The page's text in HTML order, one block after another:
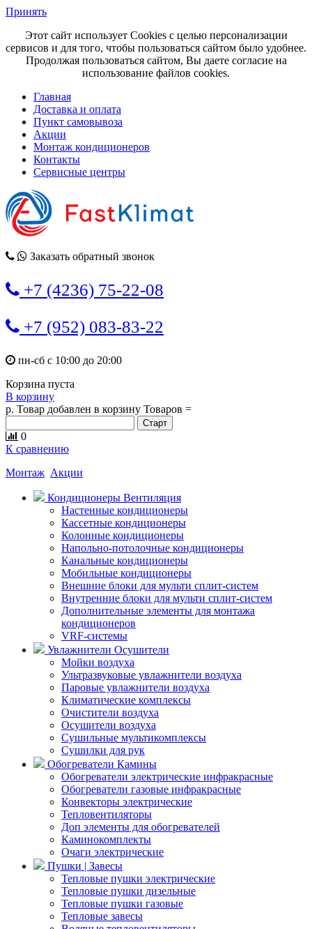
Принять
Этот сайт использует Cookies с целью персонализации
сервисов и для того, чтобы пользоваться сайтом было удобнее.
Продолжая пользоваться сайтом, Вы даете согласие на
использование файлов cookies.
Главная
Доставка и оплата
Пункт самовывоза
Акции
Монтаж кондиционеров
Контакты
Сервисные центры
Заказать обратный звонок
+7 (4236) 75-22-08
+7 (952) 083-83-22
пн-сб с 10:00 до 20:00
Корзина пуста
В корзину
р. Товар добавлен в корзину Товаров =
0
К сравнению
Монтаж Акции
Кондиционеры Вентиляция
Настенные кондиционеры
Кассетные кондиционеры
Колонные кондиционеры
Напольно-потолочные кондиционеры
Канальные кондиционеры
Мобильные кондиционеры
Внешние блоки для мульти сплит-систем
Внутренние блоки для мульти сплит-систем
Дополнительные элементы для монтажа
кондиционеров
VRF-системы
Увлажнители Осушители
Мойки воздуха
Ультразвуковые увлажнители воздуха
Паровые увлажнители воздуха
Климатические комплексы
Очистители воздуха
Осушители воздуха
Сушильные мультикомплексы
Сушилки для рук
Обогреватели Камины
Обогреватели электрические инфракрасные
Обогреватели газовые инфракрасные
Конвекторы электрические
Тепловентиляторы
Доп элементы для обогревателей
Каминокомплекты
Очаги электрические
Пушки | Завесы
Тепловые пушки электрические
Тепловые пушки дизельные
Тепловые пушки газовые
Тепловые завесы